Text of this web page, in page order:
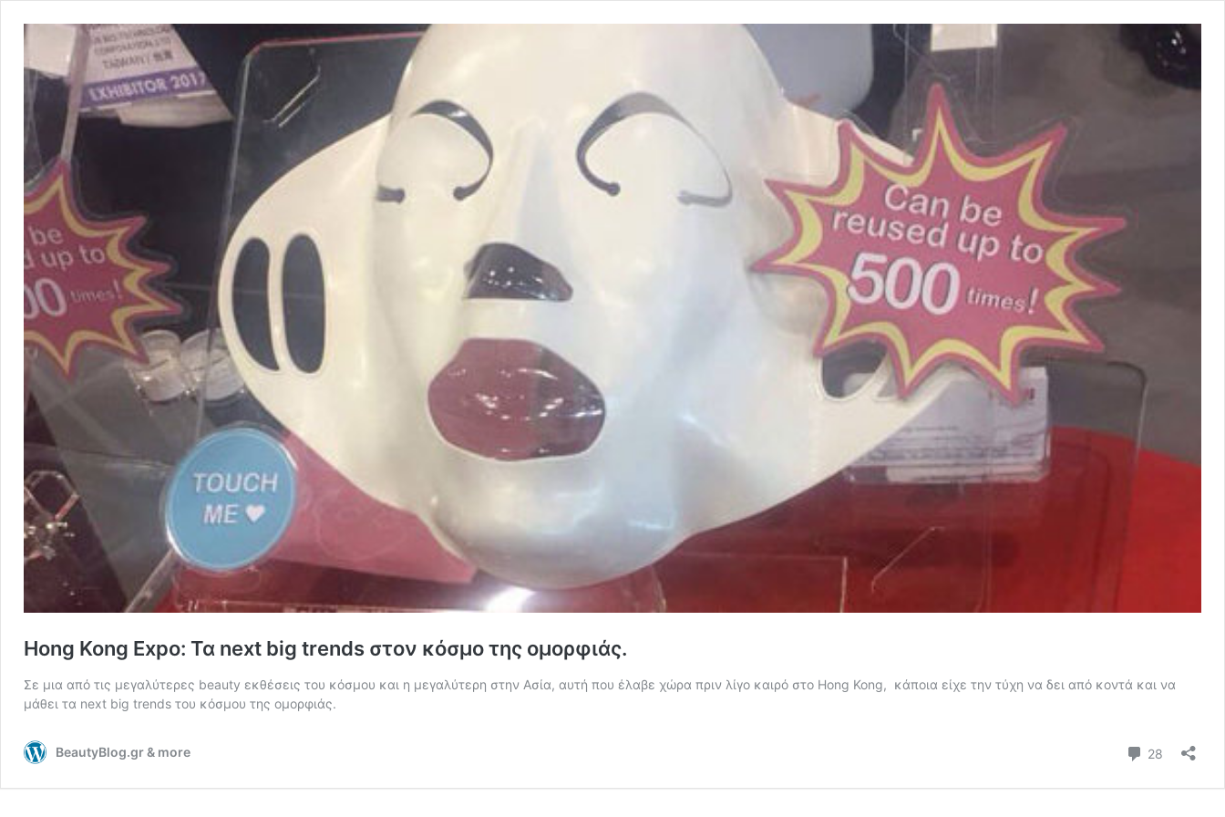
Hong Kong Expo: Τα next big trends στον κόσμο της ομορφιάς.
Σε μια από τις μεγαλύτερες beauty εκθέσεις του κόσμου και η μεγαλύτερη στην Ασία, αυτή που έλαβε χώρα πριν λίγο καιρό στο Hong Kong, κάποια είχε την τύχη να δει από κοντά και να
μάθει τα next big trends του κόσμου της ομορφιάς.
BeautyBlog.gr & more 28 Comments